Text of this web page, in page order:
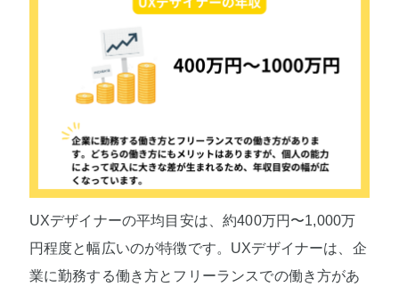
UXデザイナーの平均目安は、約400万円〜1,000万
円程度と幅広いのが特徴です。UXデザイナーは、企
業に勤務する働き方とフリーランスでの働き方があ